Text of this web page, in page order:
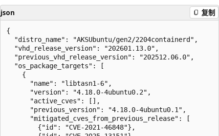
json 复制
{
  "distro_name": "AKSUbuntu/gen2/2204containerd",
  "vhd_release_version": "202601.13.0",
  "previous_vhd_release_version": "202512.06.0",
  "os_package_targets": [
    {
      "name": "libtasn1-6",
      "version": "4.18.0-4ubuntu0.2",
      "active_cves": [],
      "previous_version": "4.18.0-4ubuntu0.1",
      "mitigated_cves_from_previous_release": [
        {"id": "CVE-2021-46848"},